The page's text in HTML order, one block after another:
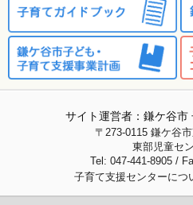
サイト運営者：鎌ケ谷市
〒273-0115 鎌ケ谷
東部児童セ
Tel: 047-441-8905 /
子育て支援センターにつ